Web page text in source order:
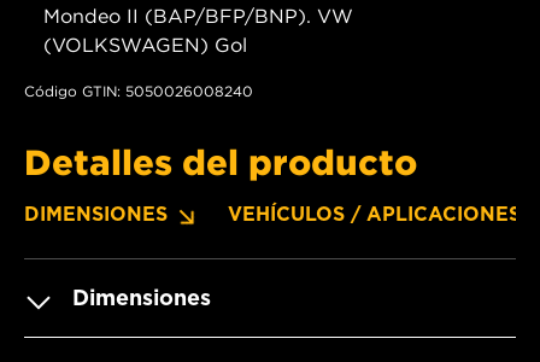
Mondeo II (BAP/BFP/BNP). VW
(VOLKSWAGEN) Gol
Código GTIN: 5050026008240
Detalles del producto
DIMENSIONES VEHÍCULOS / APLICACIONES
Dimensiones